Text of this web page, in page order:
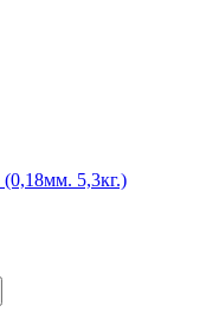
5,3кг.)